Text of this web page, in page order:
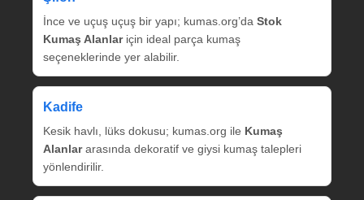
İnce ve uçuş uçuş bir yapı; kumas.org’da Stok
Kumaş Alanlariçin ideal parça kumaş
seçeneklerinde yer alabilir.
Kadife
Kesik havlı, lüks dokusu; kumas.org ile Kumaş
Alanlararasında dekoratif ve giysi kumaş talepleri
yönlendirilir.